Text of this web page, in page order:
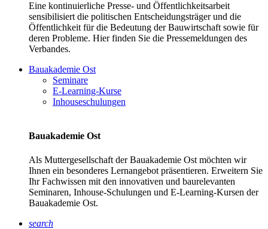
Eine kontinuierliche Presse- und Öffentlichkeitsarbeit
sensibilisiert die politischen Entscheidungsträger und die
Öffentlichkeit für die Bedeutung der Bauwirtschaft sowie für
deren Probleme. Hier finden Sie die Pressemeldungen des
Verbandes.
Bauakademie Ost
Seminare
E-Learning-Kurse
Inhouseschulungen
Bauakademie Ost
Als Muttergesellschaft der Bauakademie Ost möchten wir
Ihnen ein besonderes Lernangebot präsentieren. Erweitern Sie
Ihr Fachwissen mit den innovativen und baurelevanten
Seminaren, Inhouse-Schulungen und E-Learning-Kursen der
Bauakademie Ost.
search